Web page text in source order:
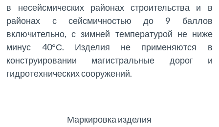
в несейсмических районах строительства и в
районах с сейсмичностью до 9 баллов
включительно, с зимней температурой не ниже
минус 40°С. Изделия не применяются в
конструировании магистральные дорог и
гидротехнических сооружений.
Маркировка изделия